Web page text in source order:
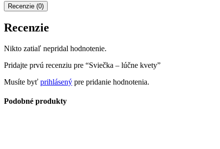
Recenzie (0)
Recenzie
Nikto zatiaľ nepridal hodnotenie.
Pridajte prvú recenziu pre “Sviečka – lúčne kvety”
Musíte byť prihlásený pre pridanie hodnotenia.
Podobné produkty